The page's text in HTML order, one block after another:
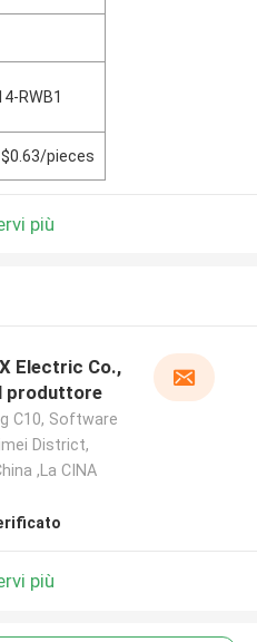
RWB1
pieces
più
Electric Co.,
produttore
C10, Software
District,
,La CINA
più